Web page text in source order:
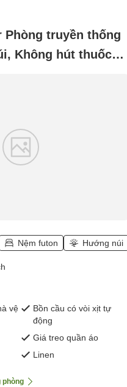
Phòng truyền thống
Không hút thuốc
Nệm futon Hướng núi
vệ
Bồn cầu có vòi xịt tự
động
Giá treo quần áo
Linen
phòng